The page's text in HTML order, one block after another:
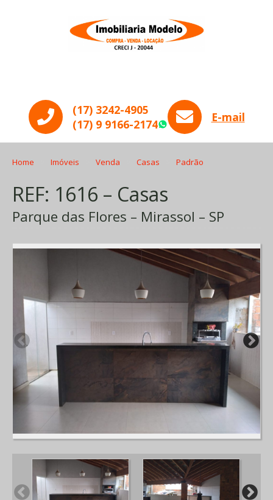
(17) 3242-4905
(17) 9 9166-2174
WhatsApp
E-mail
Home Imóveis Venda Casas Padrão
REF: 1616 – Casas
Parque das Flores – Mirassol – SP